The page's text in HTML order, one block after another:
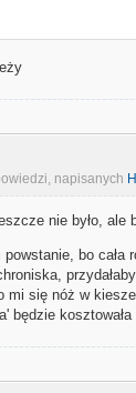
napisanych
nie było,
bo cała
się nóż w
będzie